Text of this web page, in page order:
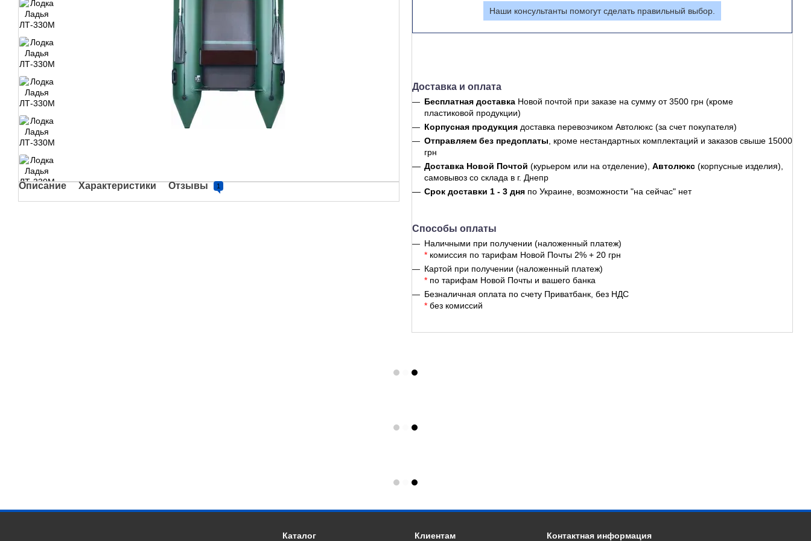
Описание Характеристики Отзывы 1
Наши консультанты помогут сделать правильный выбор.
Доставка и оплата
Бесплатная доставка Новой почтой при заказе на сумму от 3500 грн (кроме
пластиковой продукции)
Корпусная продукция доставка перевозчиком Автолюкс (за счет покупателя)
Отправляем без предоплаты, кроме нестандартных комплектаций и заказов свыше 15000
грн
Доставка Новой Почтой (курьером или на отделение), Автолюкс (корпусные изделия),
самовывоз со склада в г. Днепр
Срок доставки 1 - 3 дня по Украине, возможности "на сейчас" нет
Способы оплаты
Наличными при получении (наложенный платеж)
* комиссия по тарифам Новой Почты 2% + 20 грн
Картой при получении (наложенный платеж)
* по тарифам Новой Почты и вашего банка
Безналичная оплата по счету Приватбанк, без НДС
* без комиссий
Каталог Клиентам Контактная информация